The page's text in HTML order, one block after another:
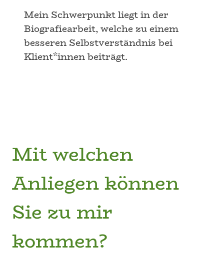
Mein Schwerpunkt liegt in der
Biografiearbeit, welche zu einem
besseren Selbstverständnis bei
Klient*innen beiträgt.
Mit welchen
Anliegen können
Sie zu mir
kommen?